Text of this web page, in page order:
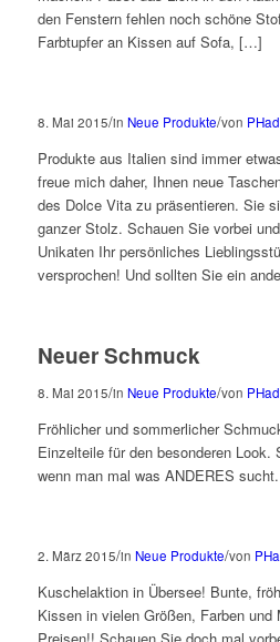
den Fenstern fehlen noch schöne
Farbtupfer an Kissen auf Sofa, […]
8. Mai 2015/in Neue Produkte/von
Produkte aus Italien sind immer
freue mich daher, Ihnen neue
des Dolce Vita zu präsentieren. Sie
ganzer Stolz. Schauen Sie vorbei
Unikaten Ihr persönliches
versprochen! Und sollten Sie ein
Neuer Schmuck
8. Mai 2015/in Neue Produkte/von
Fröhlicher und sommerlicher
Einzelteile für den besonderen Look.
wenn man mal was ANDERES sucht.
2. März 2015/in Neue Produkte/von
Kuschelaktion in Übersee! Bunte,
Kissen in vielen Größen, Farben und